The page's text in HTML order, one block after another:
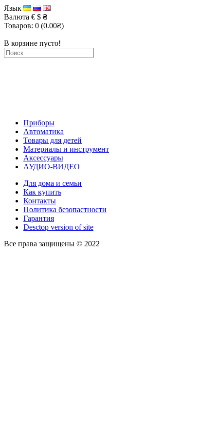
Язык
Валюта € $ ₴
Товаров: 0 (0.00₴)
В корзине пусто!
Приборы
Автоматика
Товары для детей
Материалы и инструмент
Аксессуары
АУДИО-ВИДЕО
Для дома и семьи
Как купить
Контакты
Политика безопастности
Гарантия
Desctop version of site
Все права защищены © 2022